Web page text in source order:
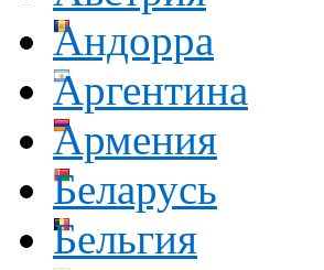
Андорра
Аргентина
Армения
Беларусь
Бельгия